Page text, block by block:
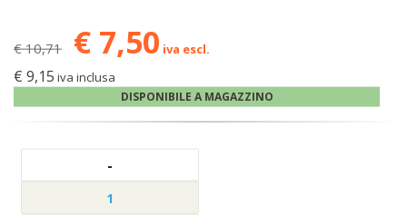
€ 10,71 € 7,50 iva escl.
€ 9,15 iva inclusa
DISPONIBILE A MAGAZZINO